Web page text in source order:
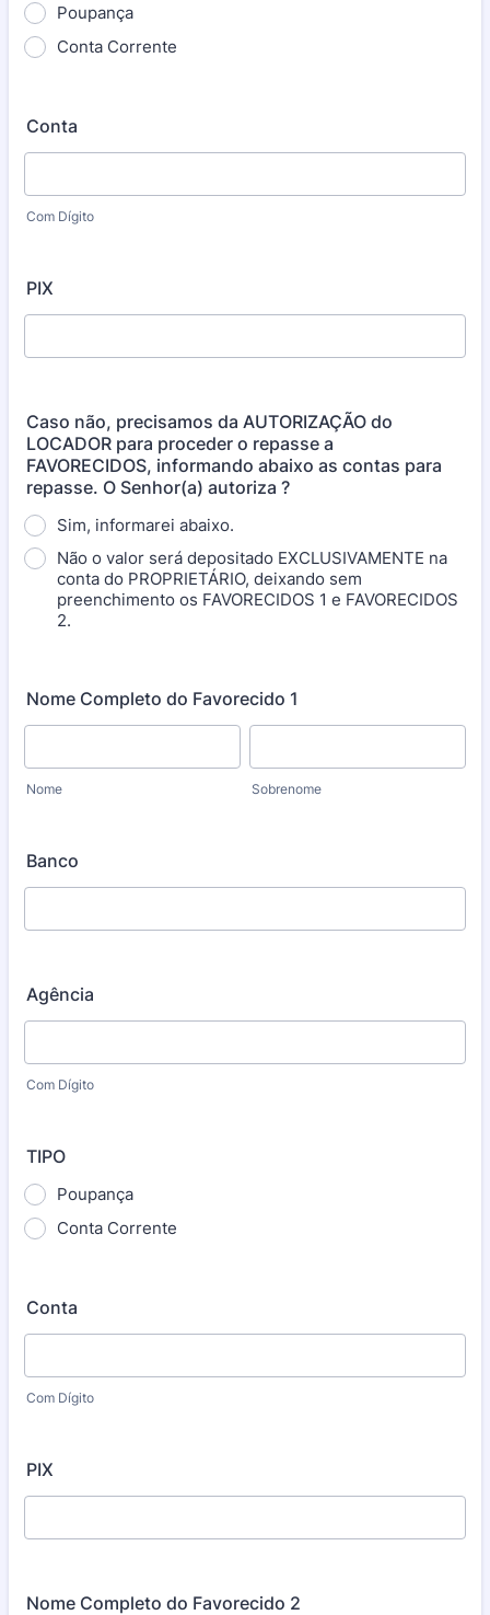
Poupança
Conta Corrente
Conta
Com Dígito
PIX
Caso não, precisamos da AUTORIZAÇÃO do
LOCADOR para proceder o repasse a
FAVORECIDOS, informando abaixo as contas para
repasse. O Senhor(a) autoriza ?
Sim, informarei abaixo.
Não o valor será depositado EXCLUSIVAMENTE na
conta do PROPRIETÁRIO, deixando sem
preenchimento os FAVORECIDOS 1 e FAVORECIDOS
2.
Nome Completo do Favorecido 1
Nome Sobrenome
Banco
Agência
Com Dígito
TIPO
Poupança
Conta Corrente
Conta
Com Dígito
PIX
Nome Completo do Favorecido 2